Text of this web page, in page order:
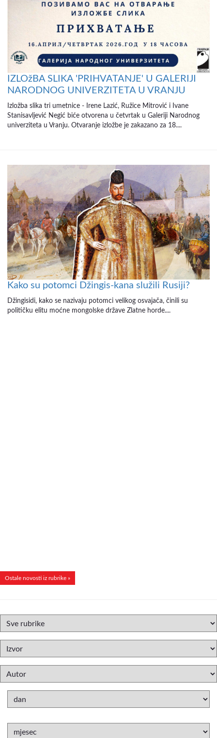
IZLOžBA SLIKA 'PRIHVATANJE' U GALERIJI
NARODNOG UNIVERZITETA U VRANJU
Izložba slika tri umetnice - Irene Lazić, Ružice Mitrović i Ivane
Stanisavljević Negić biće otvorena u četvrtak u Galeriji Narodnog
univerziteta u Vranju. Otvaranje izložbe je zakazano za 18....
Kako su potomci Džingis-kana služili Rusiji?
Džingisidi, kako se nazivaju potomci velikog osvajača, činili su
političku elitu moćne mongolske države Zlatne horde....
Ostale novosti iz rubrike »